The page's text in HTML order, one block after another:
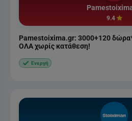
9.4
Pamestoixima.gr: 3000+120
ΟΛΑ χωρίς κατάθεση!
Ενεργή